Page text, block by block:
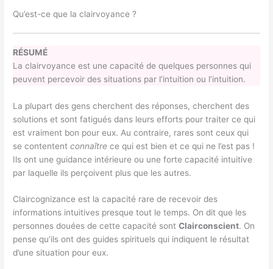
Qu’est-ce que la clairvoyance ?
RÉSUMÉ
La clairvoyance est une capacité de quelques personnes qui
peuvent percevoir des situations par l’intuition ou l’intuition.
La plupart des gens cherchent des réponses, cherchent des
solutions et sont fatigués dans leurs efforts pour traiter ce qui
est vraiment bon pour eux. Au contraire, rares sont ceux qui
se contententconnaître ce qui est bien et ce qui ne l’est pas !
Ils ont une guidance intérieure ou une forte capacité intuitive
par laquelle ils perçoivent plus que les autres.
Claircognizance est la capacité rare de recevoir des
informations intuitives presque tout le temps. On dit que les
personnes douées de cette capacité sontClairconscient. On
pense qu’ils ont des guides spirituels qui indiquent le résultat
d’une situation pour eux.